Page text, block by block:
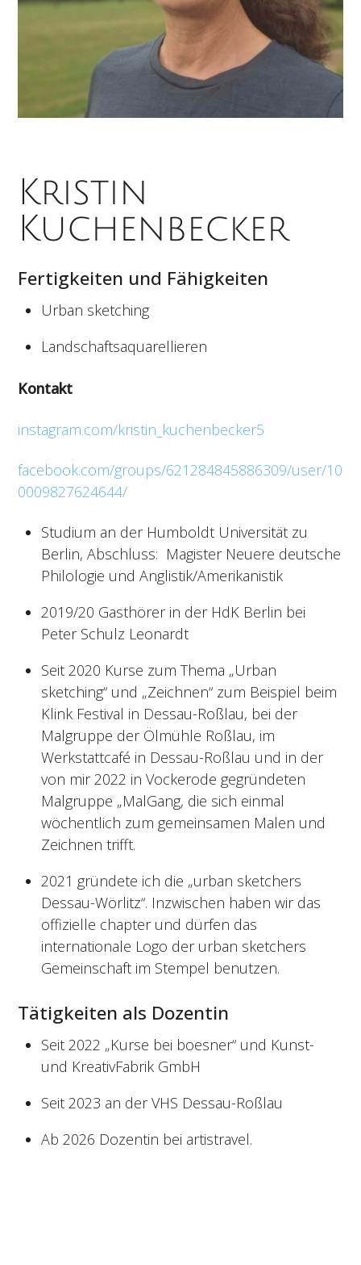
Kristin
Kuchenbecker
Fertigkeiten und Fähigkeiten
Urban sketching
Landschaftsaquarellieren
Kontakt
instagram.com/kristin_kuchenbecker5
facebook.com/groups/621284845886309/user/10
0009827624644/
Studium an der Humboldt Universität zu
Berlin, Abschluss: Magister Neuere deutsche
Philologie und Anglistik/Amerikanistik
2019/20 Gasthörer in der HdK Berlin bei
Peter Schulz Leonardt
Seit 2020 Kurse zum Thema „Urban
sketching“ und „Zeichnen“ zum Beispiel beim
Klink Festival in Dessau-Roßlau, bei der
Malgruppe der Ölmühle Roßlau, im
Werkstattcafé in Dessau-Roßlau und in der
von mir 2022 in Vockerode gegründeten
Malgruppe „MalGang, die sich einmal
wöchentlich zum gemeinsamen Malen und
Zeichnen trifft.
2021 gründete ich die „urban sketchers
Dessau-Wörlitz“. Inzwischen haben wir das
offizielle chapter und dürfen das
internationale Logo der urban sketchers
Gemeinschaft im Stempel benutzen.
Tätigkeiten als Dozentin
Seit 2022 „Kurse bei boesner“ und Kunst-
und KreativFabrik GmbH
Seit 2023 an der VHS Dessau-Roßlau
Ab 2026 Dozentin bei artistravel.